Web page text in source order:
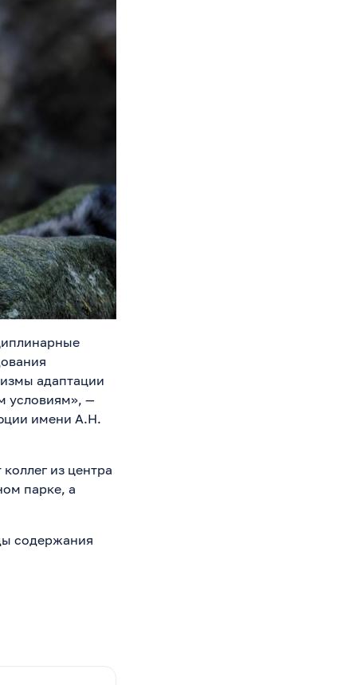
адаптации
условиям», —
имени А.Н.
из центра
парке, а
содержания